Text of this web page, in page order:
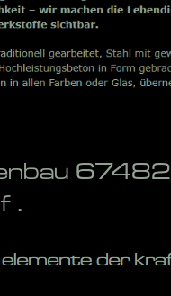
67482
.